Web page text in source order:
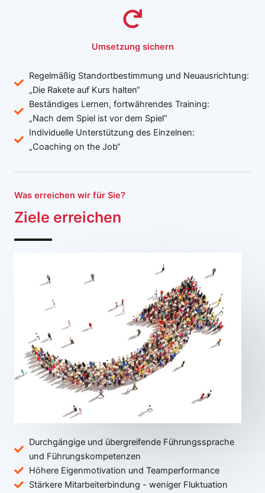
Umsetzung sichern
Regelmäßig Standortbestimmung und Neuausrichtung:
„Die Rakete auf Kurs halten“
Beständiges Lernen, fortwährendes Training:
„Nach dem Spiel ist vor dem Spiel“
Individuelle Unterstützung des Einzelnen:
„Coaching on the Job“
Was erreichen wir für Sie?
Ziele erreichen
Durchgängige und übergreifende Führungssprache
und Führungskompetenzen
Höhere Eigenmotivation und Teamperformance
Stärkere Mitarbeiterbindung - weniger Fluktuation